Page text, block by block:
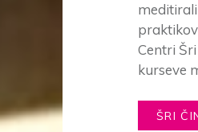
Centri
kurseve
ŠRI